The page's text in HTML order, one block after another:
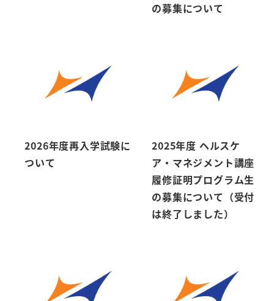
の募集について
2026年度再入学試験に
ついて
2025年度 ヘルスケ
ア・マネジメント講座
履修証明プログラム生
の募集について（受付
は終了しました）